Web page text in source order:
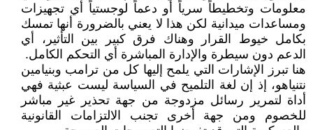
معلومات وتخطيطاً سرياً أو دعماً لوجستياً أي تجهيزات
ومساعدات ميدانية لكن هذا لا يعني بالضرورة أنها تمسك
بكامل خيوط القرار وهناك فرق كبير بين التأثير، أي
الدعم دون سيطرة والإدارة المباشرة أي التحكم الكامل.
هنا تبرز الإشارات التي يلمح إليها كل من ترامب وبنيامين
نتنياهو، إذ إن لغة التلميح في السياسة ليست عبثية فهي
أداة لتمرير رسائل مزدوجة من جهة تحذير غير مباشر
للخصوم ومن جهة أخرى تجنب الالتزامات القانونية